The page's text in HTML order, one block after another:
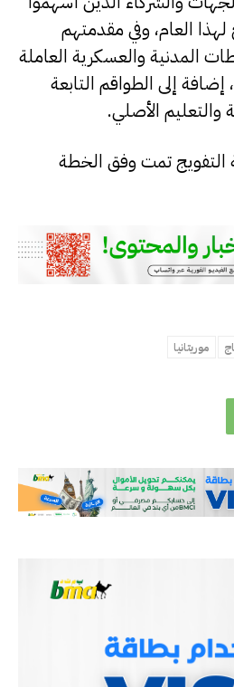
العام، وفي مقدمتهم
المدنية والعسكرية العاملة
إلى الطواقم التابعة
والتعليم الأصلي.
التفويج تمت وفق الخطة
موريتانيا